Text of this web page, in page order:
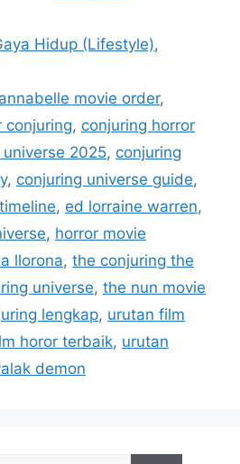
Hidup (Lifestyle),
annabelle movie order,
conjuring, conjuring horror
universe 2025, conjuring
, conjuring universe guide,
, ed lorraine warren,
, horror movie
llorona, the conjuring the
universe, the nun movie
lengkap, urutan film
horor terbaik, urutan
demon